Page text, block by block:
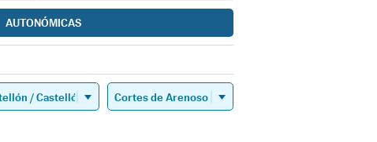
AUTONÓMICAS